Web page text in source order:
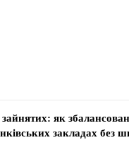
як
закладах без